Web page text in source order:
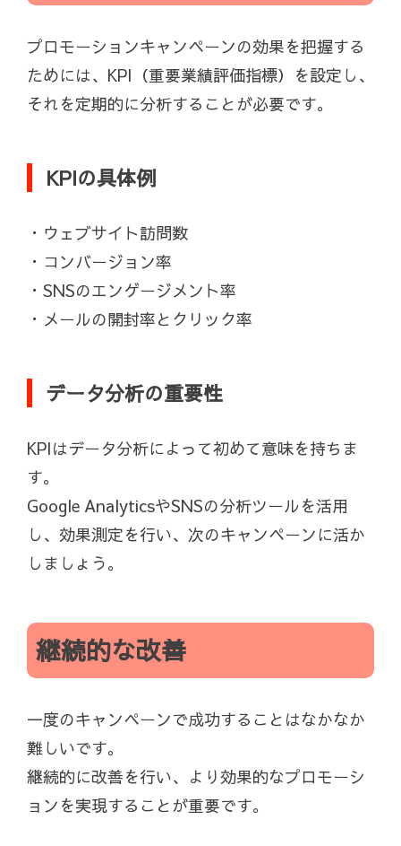
プロモーションキャンペーンの効果を把握する
ためには、KPI（重要業績評価指標）を設定し、
それを定期的に分析することが必要です。
KPIの具体例
・ウェブサイト訪問数
・コンバージョン率
・SNSのエンゲージメント率
・メールの開封率とクリック率
データ分析の重要性
KPIはデータ分析によって初めて意味を持ちま
す。
Google AnalyticsやSNSの分析ツールを活用
し、効果測定を行い、次のキャンペーンに活か
しましょう。
継続的な改善
一度のキャンペーンで成功することはなかなか
難しいです。
継続的に改善を行い、より効果的なプロモーシ
ョンを実現することが重要です。